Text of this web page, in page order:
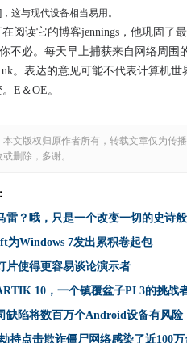
季预算推进5G战略和宽带资金
印度部长为Apple商店持有希望
投资行业将在2021年在AI上花28亿美元，
为Windows 7发出累积卷起包
研究人员破解了Cryptxxx赎金软件的新版本
在第10年吸引了记录考勤
敦西北医疗保健NHS信任患者流量掌握
Icloud和Gmail黑客在监狱中获得18个
星的ARTIK 10，一个镇覆盆子PI 3的挑战
的iPhone销售下降反映了一个保持平坦
里巴巴在澳大利亚开设DataceRe
星的智能机器人可以回答问题并成为保安
这与现代设备相当易用。
阅读它的博客jennings，他巩固了
不必。每天早上捕获来自网络周围
。表达的意见可能不代表计算机
E＆OE。
本文版权归原作者所有，转载文章仅为传
删除，多谢。
雷？哦，只是一个改变一切的史诗
为Windows 7发出累积卷起包
片使得更容易谈论演示者
10，一个镇覆盆子PI 3的挑战
缺陷将数百万个Android设备有风险
持点击欺诈僵尸网络感染了近100